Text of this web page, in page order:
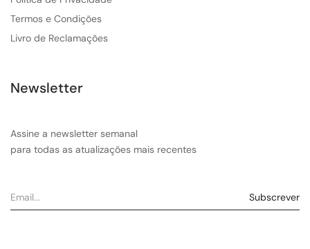
Termos e Condições
Livro de Reclamações
Newsletter
Assine a newsletter semanal
para todas as atualizações mais recentes